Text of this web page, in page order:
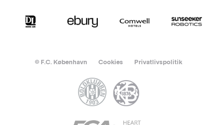
© F.C. København Cookies Privatlivspolitik